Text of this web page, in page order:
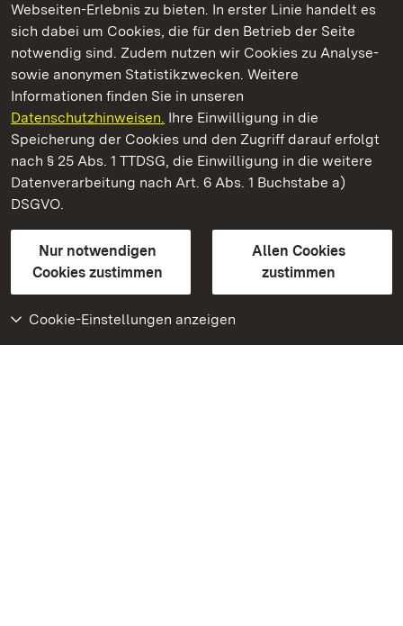
Webseiten-Erlebnis zu bieten. In erster Linie handelt es
sich dabei um Cookies, die für den Betrieb der Seite
notwendig sind. Zudem nutzen wir Cookies zu Analyse-
sowie anonymen Statistikzwecken. Weitere
Informationen finden Sie in unseren
Datenschutzhinweisen. Ihre Einwilligung in die
Speicherung der Cookies und den Zugriff darauf erfolgt
nach § 25 Abs. 1 TTDSG, die Einwilligung in die weitere
Datenverarbeitung nach Art. 6 Abs. 1 Buchstabe a)
DSGVO.
Nur notwendigen
Cookies zustimmen
Allen Cookies
zustimmen
Cookie-Einstellungen anzeigen
Kommen. Staunen. Genießen.
Staatliche Schlösser und Gärten Baden‑Württemberg
Staatliche Schlösser und Gärten Baden-Württemberg
Kontakt
GebärdenspracheLeichte Sprache
Erklärung zur Barrierefreiheit
BITV-konform (geprüfte Seiten)
Weiteres